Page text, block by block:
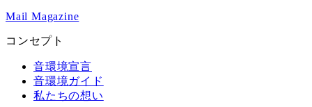
Mail Magazine
コンセプト
音環境宣言
音環境ガイド
私たちの想い